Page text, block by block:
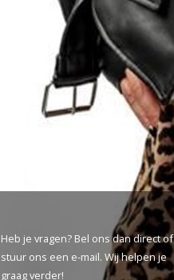
Heb je vragen? Bel ons dan direct of
stuur ons een e-mail. Wij helpen je
graag verder!